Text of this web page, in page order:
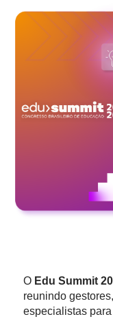
O Edu Summit
reunindo
especialistas